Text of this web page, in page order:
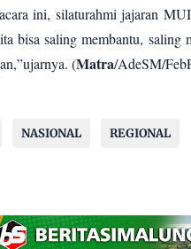
ini, silaturahmi jajaran
bisa saling membantu, saling
(Matra/AdeSM/
NASIONAL REGIONAL